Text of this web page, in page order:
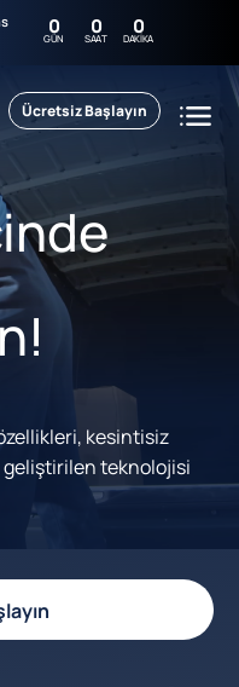
0
GÜN 0
SAAT 0
DAKIKA
Ücretsiz Başlayın
kesintisiz
teknolojisi